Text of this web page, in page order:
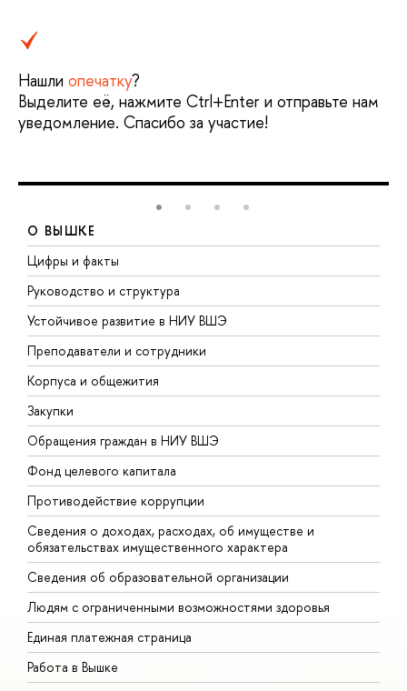
Нашли опечатку?
Выделите её, нажмите Ctrl+Enter и отправьте нам
уведомление. Спасибо за участие!
О ВЫШКЕ
Цифры и факты
Руководство и структура
Устойчивое развитие в НИУ ВШЭ
Преподаватели и сотрудники
Корпуса и общежития
Закупки
Обращения граждан в НИУ ВШЭ
Фонд целевого капитала
Противодействие коррупции
Сведения о доходах, расходах, об имуществе и
обязательствах имущественного характера
Сведения об образовательной организации
Людям с ограниченными возможностями здоровья
Единая платежная страница
Работа в Вышке